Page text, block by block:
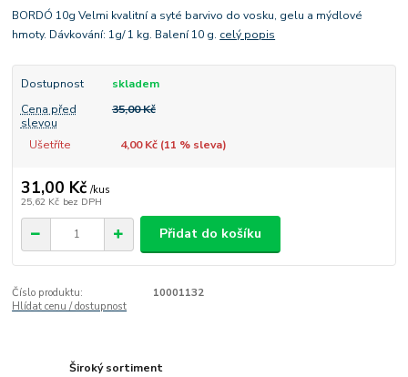
BORDÓ 10g Velmi kvalitní a syté barvivo do vosku, gelu a mýdlové
hmoty. Dávkování: 1g/ 1 kg. Balení 10 g. celý popis
Dostupnost
skladem
Cena před
slevou
35,00 Kč
Ušetříte 4,00 Kč (11 % sleva)
31,00 Kč /kus
25,62 Kč bez DPH
Přidat do košíku
Číslo produktu:
10001132
Hlídat cenu / dostupnost
Široký sortiment